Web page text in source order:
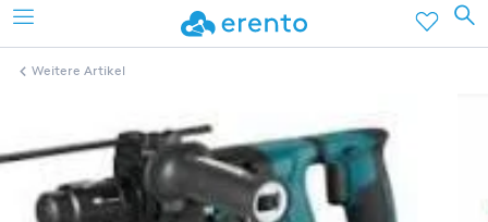
Weitere Artikel